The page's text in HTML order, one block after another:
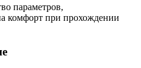
параметров,
комфорт при прохождении